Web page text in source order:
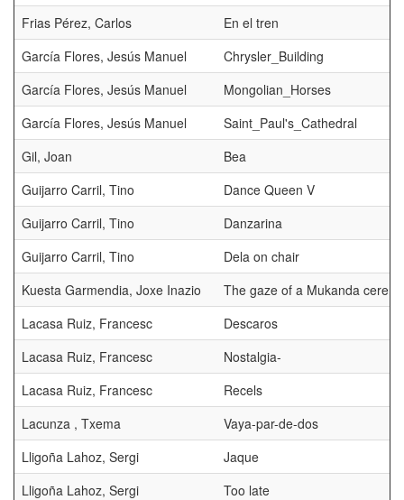
Frias Pérez, Carlos
En el tren
García Flores, Jesús Manuel
Chrysler_Building
García Flores, Jesús Manuel
Mongolian_Horses
García Flores, Jesús Manuel
Saint_Paul's_Cathedral
Gil, Joan
Bea
Guijarro Carril, Tino
Dance Queen V
Guijarro Carril, Tino
Danzarina
Guijarro Carril, Tino
Dela on chair
Kuesta Garmendia, Joxe Inazio
The gaze of a Mukanda
Lacasa Ruiz, Francesc
Descaros
Lacasa Ruiz, Francesc
Nostalgia-
Lacasa Ruiz, Francesc
Recels
Lacunza , Txema
Vaya-par-de-dos
Lligoña Lahoz, Sergi
Jaque
Lligoña Lahoz, Sergi
Too late